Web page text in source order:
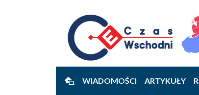
WIADOMOŚCI ARTYKUŁY